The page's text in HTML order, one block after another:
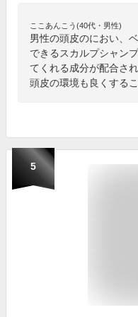
ここあんこう(40代・男性)
男性の頭皮のにおい、
できるスカルプシャン
てくれる成分が配合さ
頭皮の環境も良くする
5